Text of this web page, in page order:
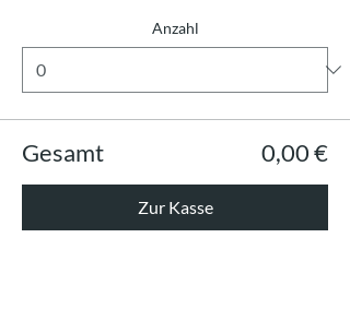
Anzahl
Gesamt 0,00 €
Zur Kasse